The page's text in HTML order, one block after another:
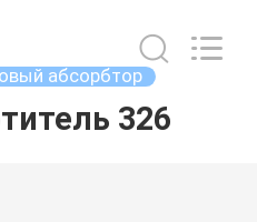
абсорбтор
326